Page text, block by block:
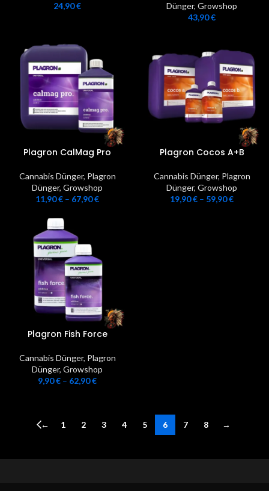
24,90€
Dünger, Growshop
43,90€
Plagron CalMag Pro
Cannabis Dünger, Plagron
Dünger, Growshop
11,90€ – 67,90€
Plagron Cocos A+B
Cannabis Dünger, Plagron
Dünger, Growshop
19,90€ – 59,90€
Plagron Fish Force
Cannabis Dünger, Plagron
Dünger, Growshop
9,90€ – 62,90€
← 1 2 3 4 5 6 7 8 →